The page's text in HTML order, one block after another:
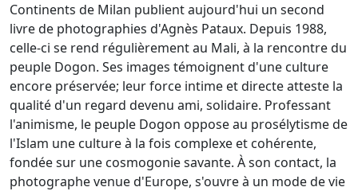
Continents de Milan publient aujourd'hui un second
livre de photographies d'Agnès Pataux. Depuis 1988,
celle-ci se rend régulièrement au Mali, à la rencontre du
peuple Dogon. Ses images témoignent d'une culture
encore préservée; leur force intime et directe atteste la
qualité d'un regard devenu ami, solidaire. Professant
l'animisme, le peuple Dogon oppose au prosélytisme de
l'Islam une culture à la fois complexe et cohérente,
fondée sur une cosmogonie savante. À son contact, la
photographe venue d'Europe, s'ouvre à un mode de vie